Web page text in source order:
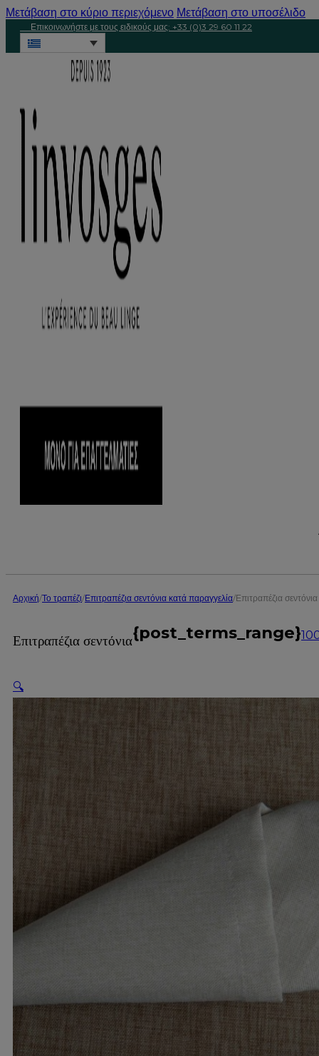
Μετάβαση στο κύριο περιεχόμενο Μετάβαση στο υποσέλιδο
Επικοινωνήστε με τους ειδικούς μας: +33 (0)3 29 60 11 22
Αρχική/Το τραπέζι/Επιτραπέζια σεντόνια κατά παραγγελία/Επιτραπέζια
Επιτραπέζια σεντόνια{post_terms_range}
🔍